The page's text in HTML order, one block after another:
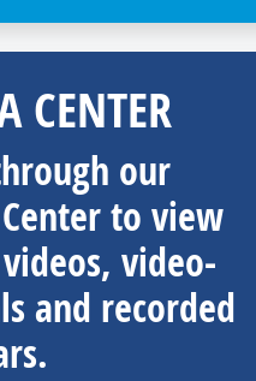
CENTER
our
to view
video-
and recorded